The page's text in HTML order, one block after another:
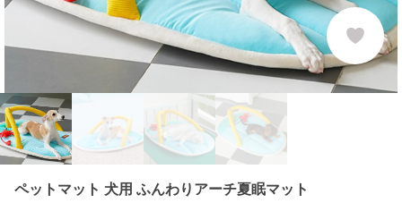
ペットマット 犬用 ふんわりアーチ夏眠マット